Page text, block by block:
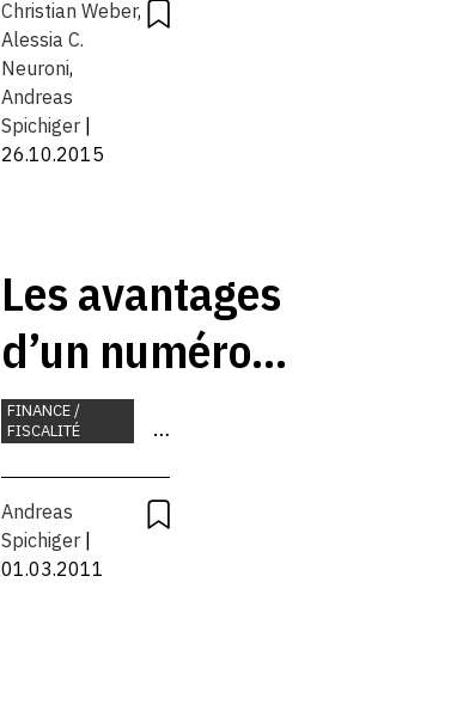
à la vitesse
supérieure
Christian Weber,
Alessia C.
Neuroni,
Andreas
Spichiger |
26.10.2015
Les avantages
d’un numéro
d’identification
IDE pour les
entreprises
FINANCE /
FISCALITÉ
ÉCONOMIQUE
PLACE
ÉCONOMIQUE
Andreas
Spichiger |
01.03.2011